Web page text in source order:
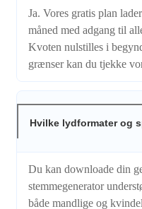
Ja. Vores gratis plan
måned med adgang til
Kvoten nulstilles i
grænser kan du tjekke
Hvilke lydformater og
Du kan downloade din
stemmegenerator
både mandlige og